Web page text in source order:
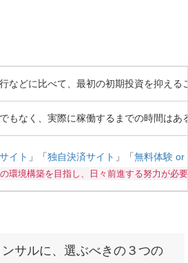
などに比べて、最初の初期投資を抑える
もなく、実際に稼働するまでの時間はあ
イト 」「独自決済サイト 」「無料体験 or
環境構築を目指し、日々前進する努力が必
サルに、選ぶべきの３つの